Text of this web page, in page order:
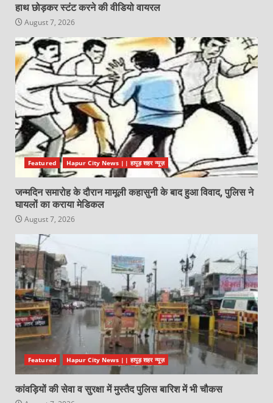
हाथ छोड़कर स्टंट करने की वीडियो वायरल
August 7, 2026
Featured Hapur City News || हापुड़ शहर न्यूज़
जन्मदिन समारोह के दौरान मामूली कहासुनी के बाद हुआ विवाद, पुलिस ने
घायलों का कराया मेडिकल
August 7, 2026
Featured Hapur City News || हापुड़ शहर न्यूज़
कांवड़ियों की सेवा व सुरक्षा में मुस्तैद पुलिस बारिश में भी चौकस